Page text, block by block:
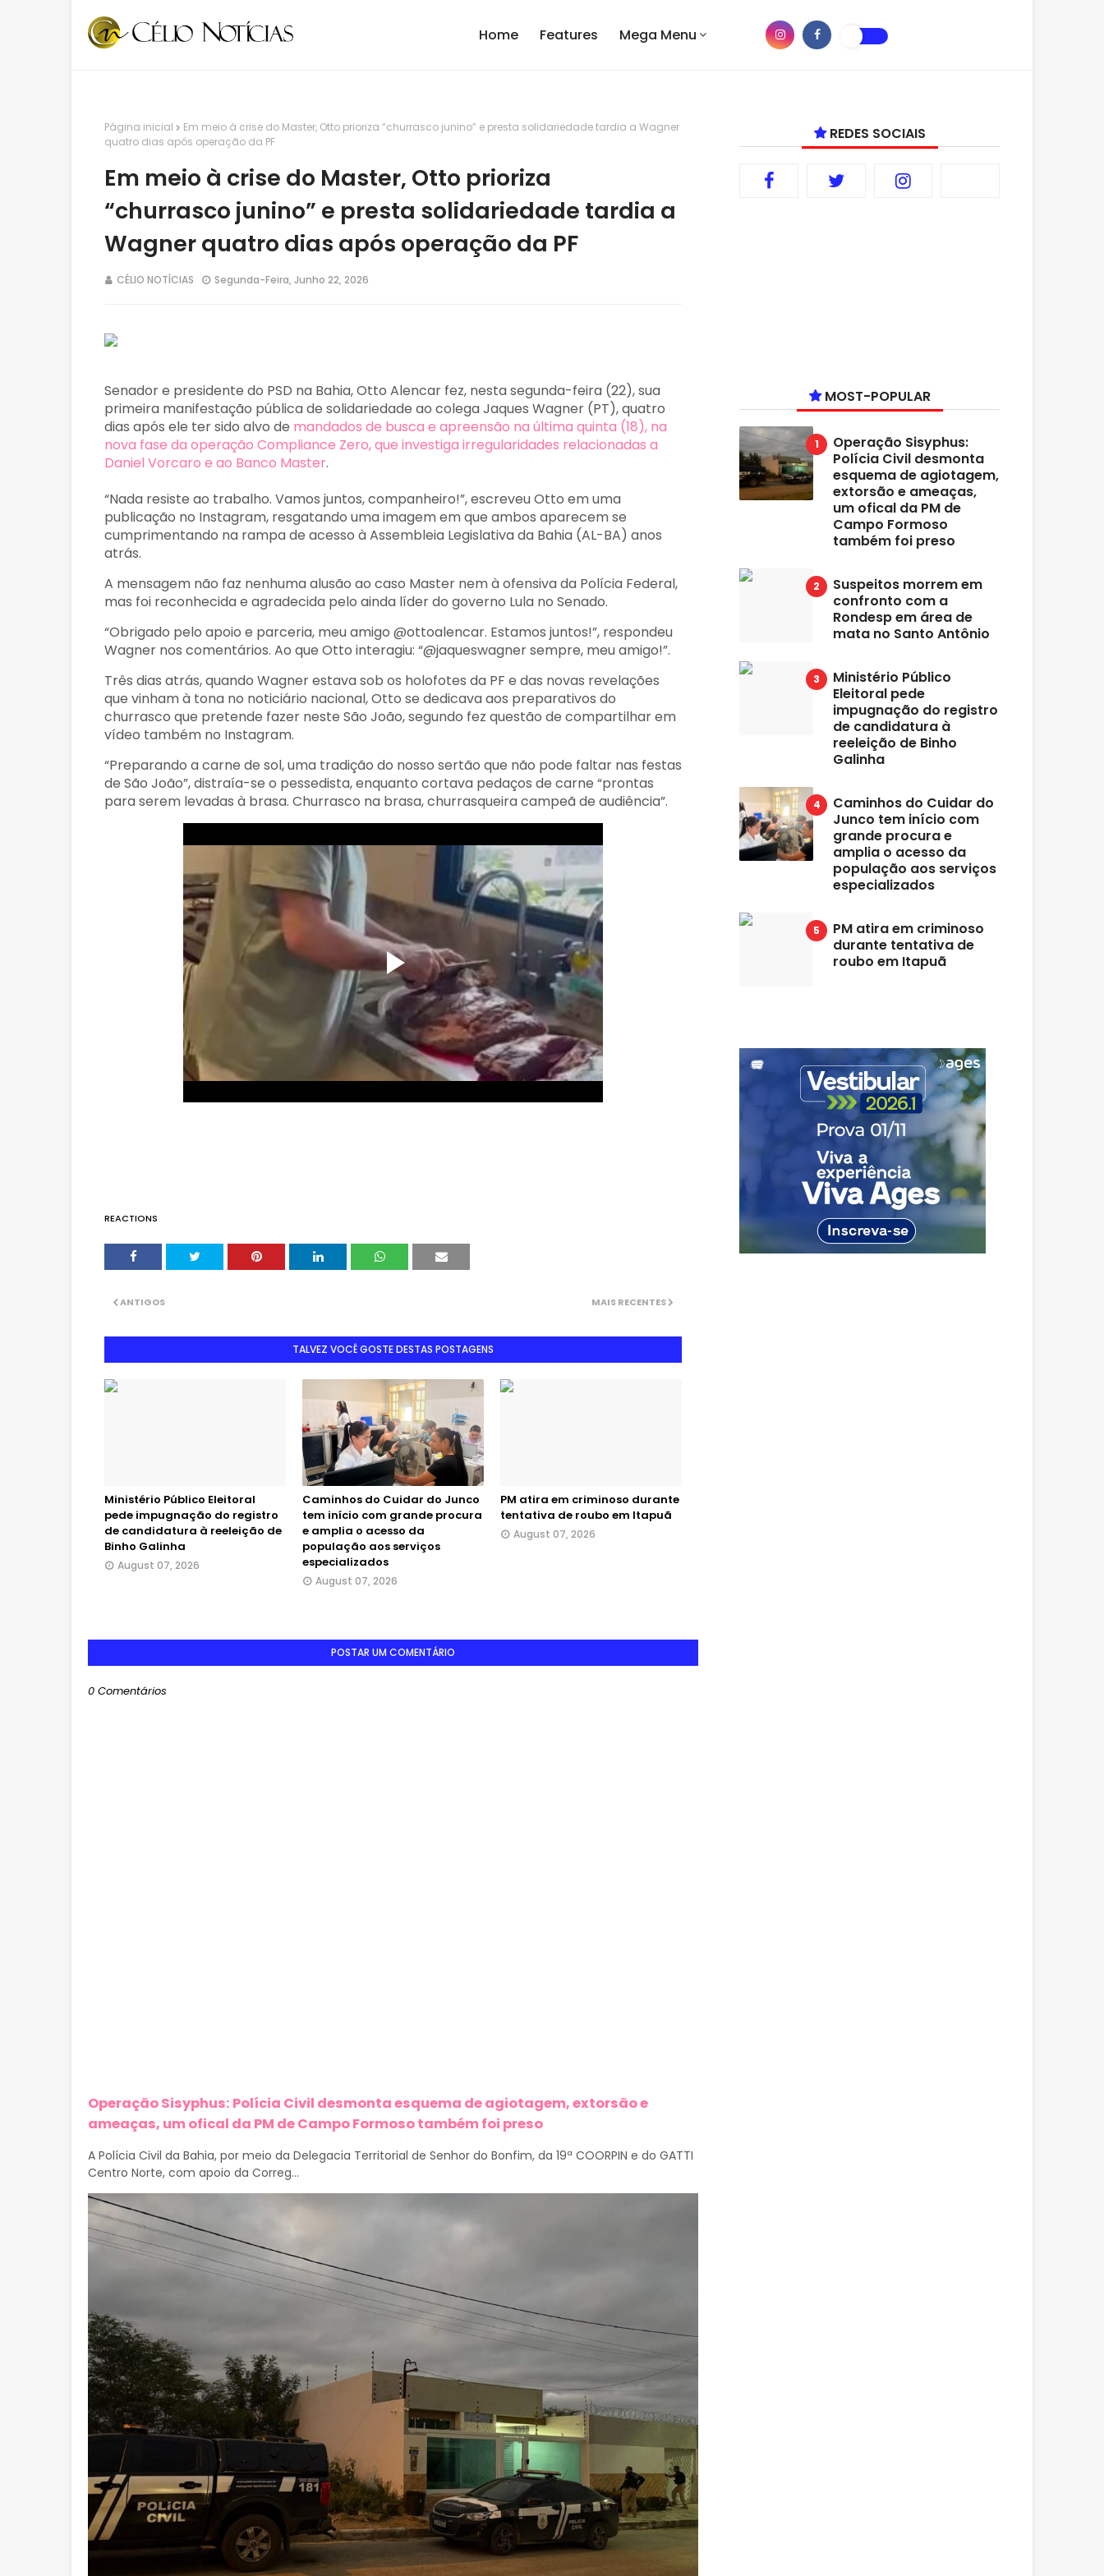
Home Features Mega Menu
Página inicial
Em meio à crise do Master, Otto prioriza “churrasco junino” e presta solidariedade tardia a Wagner
quatro dias após operação da PF
Em meio à crise do Master, Otto prioriza
“churrasco junino” e presta solidariedade tardia a
Wagner quatro dias após operação da PF
CÉLIO NOTÍCIAS Segunda-Feira, Junho 22, 2026
Senador e presidente do PSD na Bahia, Otto Alencar fez, nesta segunda-feira (22), sua
primeira manifestação pública de solidariedade ao colega Jaques Wagner (PT), quatro
dias após ele ter sido alvo de mandados de busca e apreensão na última quinta (18), na
nova fase da operação Compliance Zero, que investiga irregularidades relacionadas a
Daniel Vorcaro e ao Banco Master.
“Nada resiste ao trabalho. Vamos juntos, companheiro!”, escreveu Otto em uma
publicação no Instagram, resgatando uma imagem em que ambos aparecem se
cumprimentando na rampa de acesso à Assembleia Legislativa da Bahia (AL-BA) anos
atrás.
A mensagem não faz nenhuma alusão ao caso Master nem à ofensiva da Polícia Federal,
mas foi reconhecida e agradecida pelo ainda líder do governo Lula no Senado.
“Obrigado pelo apoio e parceria, meu amigo @ottoalencar. Estamos juntos!”, respondeu
Wagner nos comentários. Ao que Otto interagiu: “@jaqueswagner sempre, meu amigo!”.
Três dias atrás, quando Wagner estava sob os holofotes da PF e das novas revelações
que vinham à tona no noticiário nacional, Otto se dedicava aos preparativos do
churrasco que pretende fazer neste São João, segundo fez questão de compartilhar em
vídeo também no Instagram.
“Preparando a carne de sol, uma tradição do nosso sertão que não pode faltar nas festas
de São João”, distraía-se o pessedista, enquanto cortava pedaços de carne “prontas
para serem levadas à brasa. Churrasco na brasa, churrasqueira campeã de audiência”.
REACTIONS
MAIS RECENTES
ANTIGOS
TALVEZ VOCÊ GOSTE DESTAS POSTAGENS
Ministério Público Eleitoral
pede impugnação do registro
de candidatura à reeleição de
Binho Galinha
August 07, 2026
Caminhos do Cuidar do Junco
tem início com grande procura
e amplia o acesso da
população aos serviços
especializados
August 07, 2026
PM atira em criminoso durante
tentativa de roubo em Itapuã
August 07, 2026
POSTAR UM COMENTÁRIO
0 Comentários
Operação Sisyphus: Polícia Civil desmonta esquema de agiotagem, extorsão e
ameaças, um ofical da PM de Campo Formoso também foi preso
A Polícia Civil da Bahia, por meio da Delegacia Territorial de Senhor do Bonfim, da 19ª COORPIN e do GATTI
Centro Norte, com apoio da Correg...
REDES SOCIAIS
MOST-POPULAR
Operação Sisyphus:
Polícia Civil desmonta
esquema de agiotagem,
extorsão e ameaças,
um ofical da PM de
Campo Formoso
também foi preso
Suspeitos morrem em
confronto com a
Rondesp em área de
mata no Santo Antônio
Ministério Público
Eleitoral pede
impugnação do registro
de candidatura à
reeleição de Binho
Galinha
Caminhos do Cuidar do
Junco tem início com
grande procura e
amplia o acesso da
população aos serviços
especializados
PM atira em criminoso
durante tentativa de
roubo em Itapuã